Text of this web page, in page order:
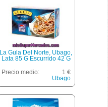
La Gula Del Norte, Ubago,
Lata 85 G Escurrido 42 G
Precio medio:
1 €
Ubago